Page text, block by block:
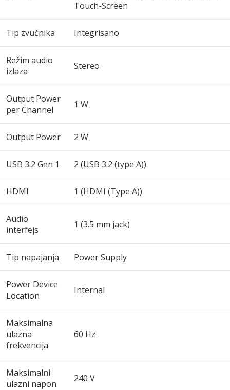
Touch-Screen
Tip zvučnika Integrisano
Režim audio
izlaza
Stereo
Output Power
per Channel
1 W
Output Power 2 W
USB 3.2 Gen 1 2 (USB 3.2 (type A))
HDMI 1 (HDMI (Type A))
Audio
interfejs
1 (3.5 mm jack)
Tip napajanja Power Supply
Power Device
Location
Internal
Maksimalna
ulazna
frekvencija
60 Hz
Maksimalni
ulazni napon
240 V